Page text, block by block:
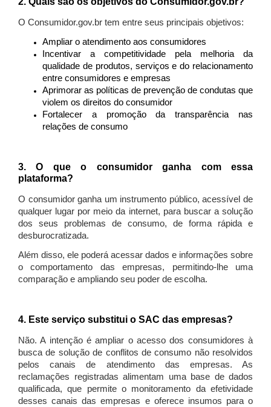
O Consumidor.gov.br tem entre seus principais objetivos:
Ampliar o atendimento aos consumidores
Incentivar a competitividade pela melhoria da
qualidade de produtos, serviços e do relacionamento
entre consumidores e empresas
Aprimorar as políticas de prevenção de condutas que
violem os direitos do consumidor
Fortalecer a promoção da transparência nas
relações de consumo
3. O que o consumidor ganha com essa
plataforma?
O consumidor ganha um instrumento público, acessível de
qualquer lugar por meio da internet, para buscar a solução
dos seus problemas de consumo, de forma rápida e
desburocratizada.
Além disso, ele poderá acessar dados e informações sobre
o comportamento das empresas, permitindo-lhe uma
comparação e ampliando seu poder de escolha.
4. Este serviço substitui o SAC das empresas?
Não. A intenção é ampliar o acesso dos consumidores à
busca de solução de conflitos de consumo não resolvidos
pelos canais de atendimento das empresas. As
reclamações registradas alimentam uma base de dados
qualificada, que permite o monitoramento da efetividade
desses canais das empresas e oferece insumos para o